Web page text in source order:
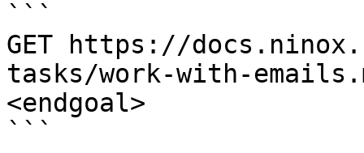
```
GET https://
tasks/work-with-
<endgoal>
```